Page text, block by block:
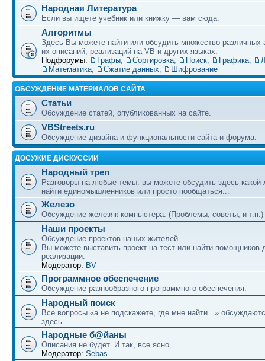
Народная Литература
Если вы ищете учебник или книжку — вам сюда.
Алгоритмы
Здесь Вы можете найти или обсудить множество различных
их описаний, реализаций на VB и других языках.
Подфорумы:
Графы, Сортировка, Поиск, Графика,
Математика, Сжатие данных, Шифрование
ОБСУЖДЕНИЕ МАТЕРИАЛОВ САЙТА
Статьи
Обсуждение статей, опубликованных на сайте.
VBStreets.ru
Обсуждение дизайна и функциональности сайта и форума.
ДОСУЖИЕ ДИСКУССИИ
Народный треп
Разговоры на любые темы: вы можете обсудить здесь какой-
найти единомышленников или просто пообщаться...
Железо
Обсуждение железяк компьютера. (Проблемы, советы, и т.п.)
Наши проекты
Обсуждение проектов наших жителей.
Вы можете выставить проект на тест или найти помощников
реализации.
Модератор: BV
Программное обеспечение
Обсуждение разнообразного программного обеспечения.
Народный поиск
Все вопросы «а не подскажете, где мне найти...»
здесь.
Народные б@йаны
Описания не будет. И так, все ясно.
Модератор: Sebas